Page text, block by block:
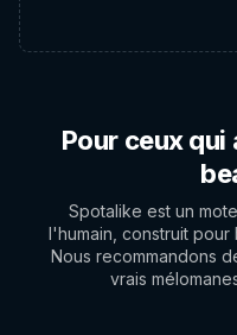
Pour ceux qui
Spotalike est un
l'humain, construit
Nous recommandons
vrais